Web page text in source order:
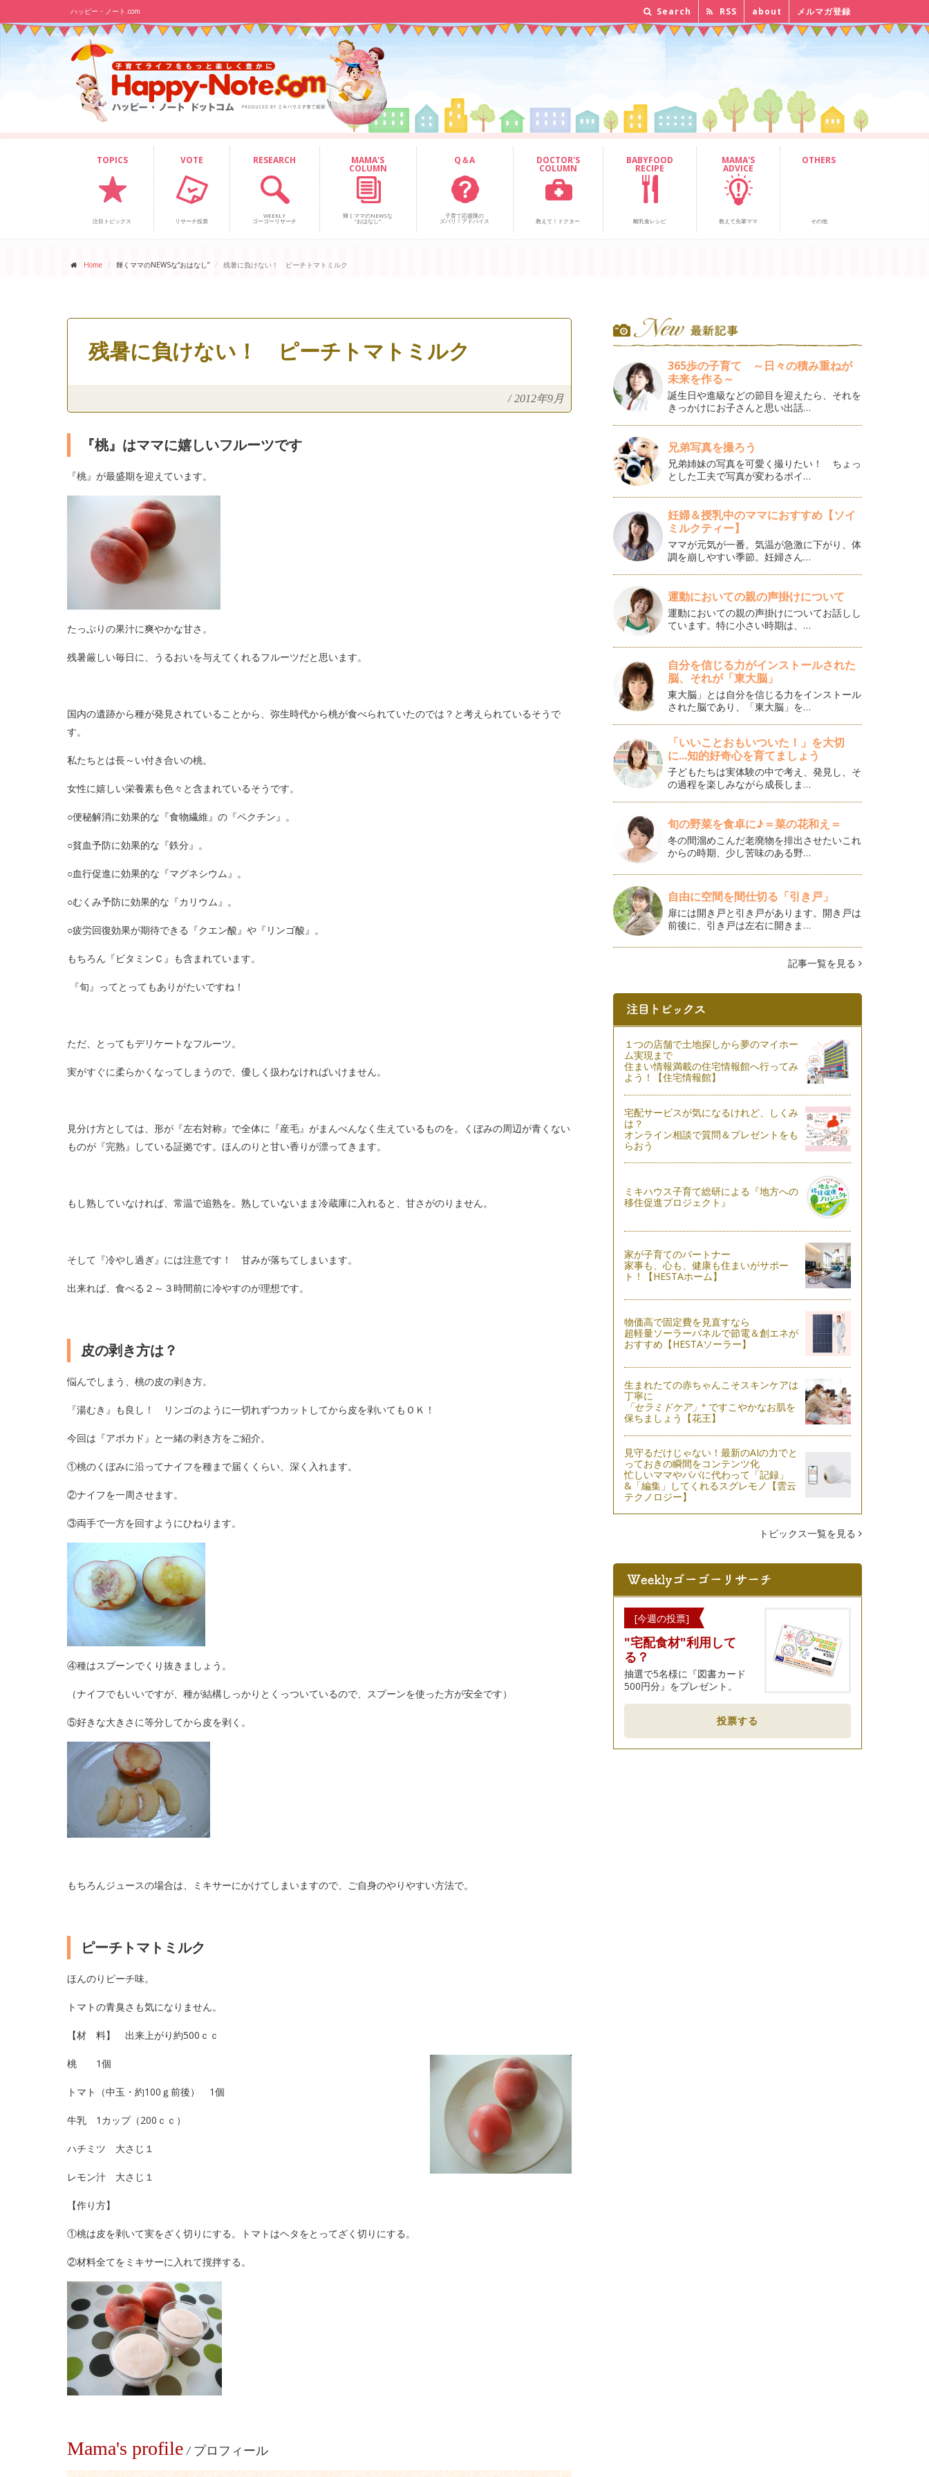
ハッピー・ノート.com Search RSS about メルマガ登録
TOPICS
注目トピックス
VOTE
リサーチ投票
RESEARCH
WEEKLY
ゴーゴーリサーチ
MAMA'S
COLUMN
輝くママのNEWSな
“おはなし”
Q＆A
子育て応援隊の
ズバリ！アドバイス
DOCTOR'S
COLUMN
教えて！ドクター
BABYFOOD
RECIPE
離乳食レシピ
MAMA'S
ADVICE
教えて先輩ママ
OTHERS
その他
Home 輝くママのNEWSな“おはなし” 残暑に負けない！ ピーチトマトミルク
残暑に負けない！ ピーチトマトミルク
/ 2012年9月
『桃』はママに嬉しいフルーツです
『桃』が最盛期を迎えています。
たっぷりの果汁に爽やかな甘さ。
残暑厳しい毎日に、うるおいを与えてくれるフルーツだと思います。
国内の遺跡から種が発見されていることから、弥生時代から桃が食べられていたのでは？と考えられているそうで
す。
私たちとは長～い付き合いの桃。
女性に嬉しい栄養素も色々と含まれているそうです。
○便秘解消に効果的な『食物繊維』の『ペクチン』。
○貧血予防に効果的な『鉄分』。
○血行促進に効果的な『マグネシウム』。
○むくみ予防に効果的な『カリウム』。
○疲労回復効果が期待できる『クエン酸』や『リンゴ酸』。
もちろん『ビタミンＣ』も含まれています。
『旬』ってとってもありがたいですね！
ただ、とってもデリケートなフルーツ。
実がすぐに柔らかくなってしまうので、優しく扱わなければいけません。
見分け方としては、形が『左右対称』で全体に『産毛』がまんべんなく生えているものを。くぼみの周辺が青くない
ものが『完熟』している証拠です。ほんのりと甘い香りが漂ってきます。
もし熟していなければ、常温で追熟を。熟していないまま冷蔵庫に入れると、甘さがのりません。
そして『冷やし過ぎ』には注意です！ 甘みが落ちてしまいます。
出来れば、食べる２～３時間前に冷やすのが理想です。
皮の剥き方は？
悩んでしまう、桃の皮の剥き方。
『湯むき』も良し！ リンゴのように一切れずつカットしてから皮を剥いてもＯＫ！
今回は『アボカド』と一緒の剥き方をご紹介。
①桃のくぼみに沿ってナイフを種まで届くくらい、深く入れます。
②ナイフを一周させます。
③両手で一方を回すようにひねります。
④種はスプーンでくり抜きましょう。
（ナイフでもいいですが、種が結構しっかりとくっついているので、スプーンを使った方が安全です）
⑤好きな大きさに等分してから皮を剥く。
もちろんジュースの場合は、ミキサーにかけてしまいますので、ご自身のやりやすい方法で。
ピーチトマトミルク
ほんのりピーチ味。
トマトの青臭さも気になりません。
【材 料】 出来上がり約500ｃｃ
桃 1個
トマト（中玉・約100ｇ前後） 1個
牛乳 1カップ（200ｃｃ）
ハチミツ 大さじ１
レモン汁 大さじ１
【作り方】
①桃は皮を剥いて実をざく切りにする。トマトはヘタをとってざく切りにする。
②材料全てをミキサーに入れて撹拌する。
Mama's profile / プロフィール
365歩の子育て ～日々の積み重ねが
未来を作る～
誕生日や進級などの節目を迎えたら、それを
きっかけにお子さんと思い出話…
兄弟写真を撮ろう
兄弟姉妹の写真を可愛く撮りたい！ ちょっ
とした工夫で写真が変わるポイ…
妊婦＆授乳中のママにおすすめ【ソイ
ミルクティー】
ママが元気が一番。気温が急激に下がり、体
調を崩しやすい季節。妊婦さん…
運動においての親の声掛けについて
運動においての親の声掛けについてお話しし
ています。特に小さい時期は、…
自分を信じる力がインストールされた
脳、それが「東大脳」
東大脳」とは自分を信じる力をインストール
された脳であり、「東大脳」を…
「いいことおもいついた！」を大切
に...知的好奇心を育てましょう
子どもたちは実体験の中で考え、発見し、そ
の過程を楽しみながら成長しま…
旬の野菜を食卓に♪＝菜の花和え＝
冬の間溜めこんだ老廃物を排出させたいこれ
からの時期、少し苦味のある野…
自由に空間を間仕切る「引き戸」
扉には開き戸と引き戸があります。開き戸は
前後に、引き戸は左右に開きま…
記事一覧を見る
１つの店舗で土地探しから夢のマイホー
ム実現まで
住まい情報満載の住宅情報館へ行ってみ
よう！【住宅情報館】
宅配サービスが気になるけれど、しくみ
は？
オンライン相談で質問＆プレゼントをも
らおう
ミキハウス子育て総研による『地方への
移住促進プロジェクト』
家が子育てのパートナー
家事も、心も、健康も住まいがサポー
ト！【HESTAホーム】
物価高で固定費を見直すなら
超軽量ソーラーパネルで節電＆創エネが
おすすめ【HESTAソーラー】
生まれたての赤ちゃんこそスキンケアは
丁寧に
「セラミドケア」 ※ですこやかなお肌を
保ちましょう【花王】
見守るだけじゃない！最新のAIの力でと
っておきの瞬間をコンテンツ化
忙しいママやパパに代わって「記録」
&「編集」してくれるスグレモノ【雲云
テクノロジー】
トピックス一覧を見る
[今週の投票]
"宅配食材"利用して
る？
抽選で5名様に『図書カード
500円分』をプレゼント。
投票する